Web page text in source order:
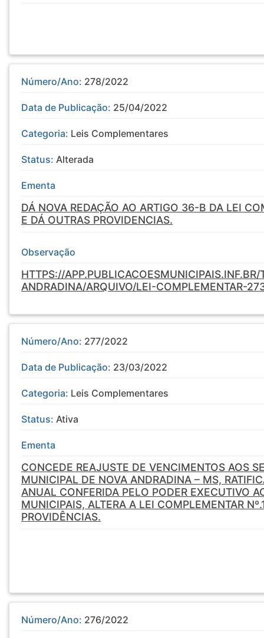
Número/Ano: 278/2022
Data de Publicação: 25/04/2022
Categoria: Leis Complementares
Status: Alterada
Ementa
DÁ NOVA REDAÇÃO AO ARTIGO 36-B DA LEI
E DÁ OUTRAS PROVIDENCIAS.
Observação
HTTPS://
ANDRADINA/ARQUIVO/LEI-COMPLEMENTAR-
Número/Ano: 277/2022
Data de Publicação: 23/03/2022
Categoria: Leis Complementares
Status: Ativa
Ementa
CONCEDE REAJUSTE DE VENCIMENTOS AOS
MUNICIPAL DE NOVA ANDRADINA – MS,
ANUAL CONFERIDA PELO PODER EXECUTIVO
MUNICIPAIS, ALTERA A LEI COMPLEMENTAR
PROVIDÊNCIAS.
Número/Ano: 276/2022